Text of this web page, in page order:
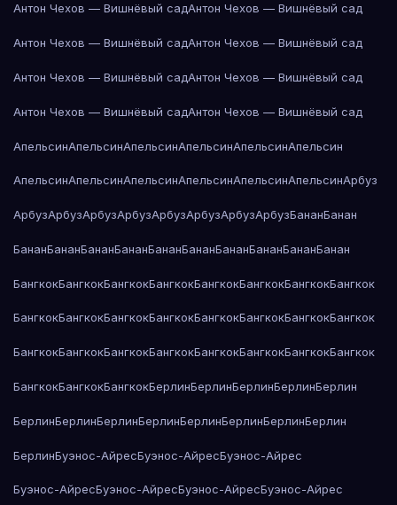
Антон Чехов — Вишнёвый садАнтон Чехов — Вишнёвый сад
Антон Чехов — Вишнёвый садАнтон Чехов — Вишнёвый сад
Антон Чехов — Вишнёвый садАнтон Чехов — Вишнёвый сад
Антон Чехов — Вишнёвый садАнтон Чехов — Вишнёвый сад
АпельсинАпельсинАпельсинАпельсинАпельсинАпельсин
АпельсинАпельсинАпельсинАпельсинАпельсинАпельсинАрбуз
АрбузАрбузАрбузАрбузАрбузАрбузАрбузАрбузБананБанан
БананБананБананБананБананБананБананБананБананБанан
БангкокБангкокБангкокБангкокБангкокБангкокБангкокБангкок
БангкокБангкокБангкокБангкокБангкокБангкокБангкокБангкок
БангкокБангкокБангкокБангкокБангкокБангкокБангкокБангкок
БангкокБангкокБангкокБерлинБерлинБерлинБерлинБерлин
БерлинБерлинБерлинБерлинБерлинБерлинБерлинБерлин
БерлинБуэнос-АйресБуэнос-АйресБуэнос-Айрес
Буэнос-АйресБуэнос-АйресБуэнос-АйресБуэнос-Айрес